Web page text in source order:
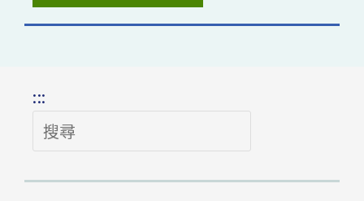
:::
搜
尋